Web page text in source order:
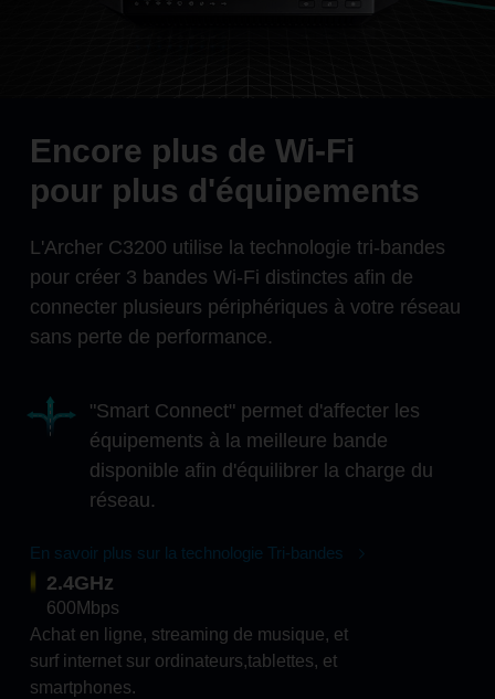
Encore plus de Wi-Fi
pour plus d'équipements
L'Archer C3200 utilise la technologie tri-bandes
pour créer 3 bandes Wi-Fi distinctes afin de
connecter plusieurs périphériques à votre réseau
sans perte de performance.
"Smart Connect" permet d'affecter les
équipements à la meilleure bande
disponible afin d'équilibrer la charge du
réseau.
En savoir plus sur la technologie Tri-bandes
2.4GHz
600Mbps
Achat en ligne, streaming de musique, et
surf internet sur ordinateurs,tablettes, et
smartphones.